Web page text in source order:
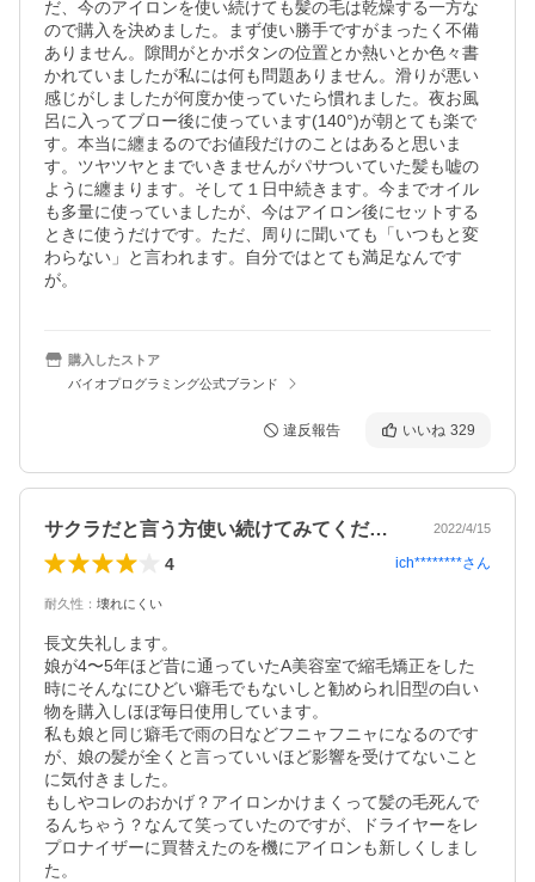
だ、今のアイロンを使い続けても髪の毛は乾燥する一方な
ので購入を決めました。まず使い勝手ですがまったく不備
ありません。隙間がとかボタンの位置とか熱いとか色々書
かれていましたが私には何も問題ありません。滑りが悪い
感じがしましたが何度か使っていたら慣れました。夜お風
呂に入ってブロー後に使っています(140°)が朝とても楽で
す。本当に纏まるのでお値段だけのことはあると思いま
す。ツヤツヤとまでいきませんがパサついていた髪も嘘の
ように纏まります。そして１日中続きます。今までオイル
も多量に使っていましたが、今はアイロン後にセットする
ときに使うだけです。ただ、周りに聞いても「いつもと変
わらない」と言われます。自分ではとても満足なんです
が。
購入したストア
バイオプログラミング公式ブランド
違反報告 いいね 329
サクラだと言う方使い続けてみてください！ 2022/4/15
4 ich********さん
耐久性 ： 壊れにくい
長文失礼します。
娘が4〜5年ほど昔に通っていたA美容室で縮毛矯正をした
時にそんなにひどい癖毛でもないしと勧められ旧型の白い
物を購入しほぼ毎日使用しています。
私も娘と同じ癖毛で雨の日などフニャフニャになるのです
が、娘の髪が全くと言っていいほど影響を受けてないこと
に気付きました。
もしやコレのおかげ？アイロンかけまくって髪の毛死んで
るんちゃう？なんて笑っていたのですが、ドライヤーをレ
プロナイザーに買替えたのを機にアイロンも新しくしまし
た。